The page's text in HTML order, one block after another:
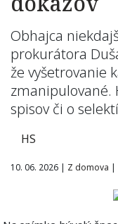
Obhajca
prokurátora
že vyšetrovanie
zmanipulované.
spisov či o
HS
10. 06. 2026 | Z domova |